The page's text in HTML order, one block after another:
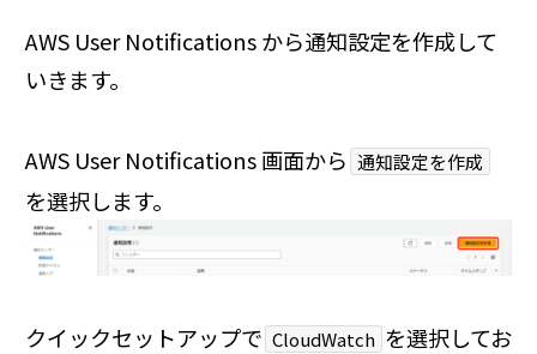
AWS User Notifications から通知設定を作成して
いきます。
AWS User Notifications 画面から 通知設定を作成
を選択します。
クイックセットアップで CloudWatch を選択してお